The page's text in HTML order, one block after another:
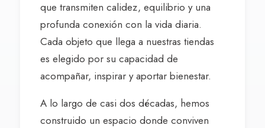
que transmiten calidez, equilibrio y una
profunda conexión con la vida diaria.
Cada objeto que llega a nuestras tiendas
es elegido por su capacidad de
acompañar, inspirar y aportar bienestar.
A lo largo de casi dos décadas, hemos
construido un espacio donde conviven